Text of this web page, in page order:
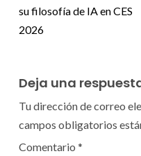
su filosofía de IA en CES
2026
Deja una
Tu dirección de correo
campos obligatorios
Comentario *